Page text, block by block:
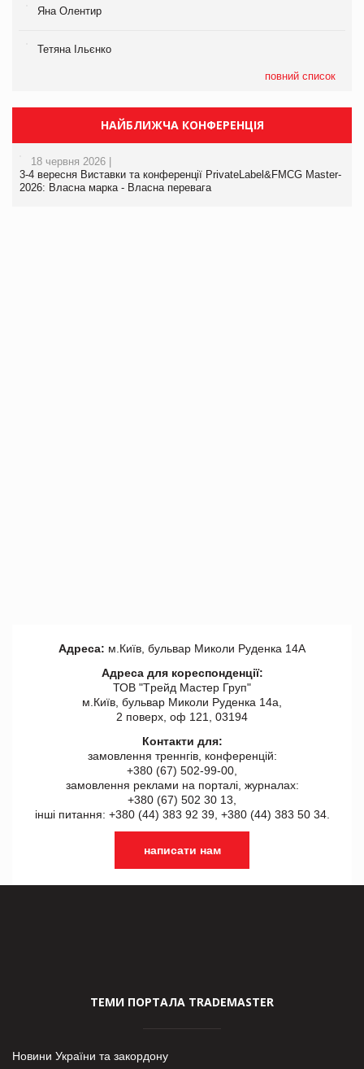
Яна Олентир
Тетяна Ільєнко
повний список
НАЙБЛИЖЧА КОНФЕРЕНЦІЯ
18 червня 2026 |
3-4 вересня Виставки та конференції PrivateLabel&FMCG Master-
2026: Власна марка - Власна перевага
Адреса: м.Київ, бульвар Миколи Руденка 14А
Адреса для кореспонденції:
ТОВ "Tрейд Мастер Груп"
м.Київ, бульвар Миколи Руденка 14а,
2 поверх, оф 121, 03194
Контакти для:
замовлення треннгів, конференцій:
+380 (67) 502-99-00,
замовлення реклами на порталі, журналах:
+380 (67) 502 30 13,
інші питання: +380 (44) 383 92 39, +380 (44) 383 50 34.
написати нам
ТЕМИ ПОРТАЛА TRADEMASTER
Новини України та закордону